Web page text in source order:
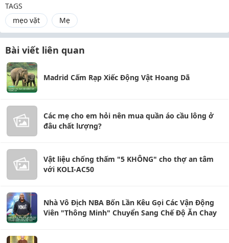
TAGS
mẹo vặt
Mẹ
Bài viết liên quan
Madrid Cấm Rạp Xiếc Động Vật Hoang Dã
Các mẹ cho em hỏi nên mua quần áo cầu lông ở
đâu chất lượng?
Vật liệu chống thấm "5 KHÔNG" cho thợ an tâm
với KOLI-AC50
Nhà Vô Địch NBA Bốn Lần Kêu Gọi Các Vận Động
Viên "Thông Minh" Chuyển Sang Chế Độ Ăn Chay